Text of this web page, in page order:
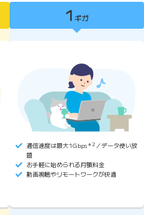
1 ギガ
通信速度は最大1Gbps＊2 ／データ使い放
題
お手軽に始められる月額料金
動画視聴やリモートワークが快適